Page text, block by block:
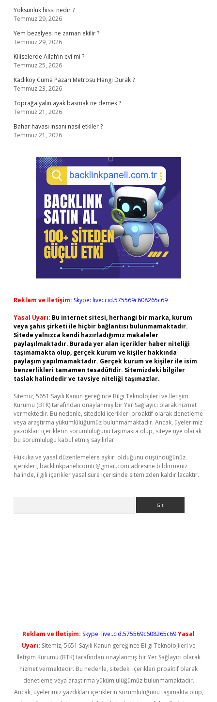
Yoksunluk hissi nedir ?
Temmuz 29, 2026
Yem bezelyesi ne zaman ekilir ?
Temmuz 29, 2026
Kiliselerde Allah’ın evi mi ?
Temmuz 25, 2026
Kadıköy Cuma Pazarı Metrosu Hangi Durak ?
Temmuz 23, 2026
Toprağa yalın ayak basmak ne demek ?
Temmuz 21, 2026
Bahar havası insanı nasıl etkiler ?
Temmuz 21, 2026
Reklam ve İletişim: Skype: live:.cid.575569c608265c69
Yasal Uyarı: Bu internet sitesi, herhangi bir marka, kurum
veya şahıs şirketi ile hiçbir bağlantısı bulunmamaktadır.
Sitede yalnızca kendi hazırladığımız makaleler
paylaşılmaktadır. Burada yer alan içerikler haber niteliği
taşımamakta olup, gerçek kurum ve kişiler hakkında
paylaşım yapılmamaktadır. Gerçek kurum ve kişiler ile isim
benzerlikleri tamamen tesadüfidir. Sitemizdeki bilgiler
taslak halindedir ve tavsiye niteliği taşımazlar.
Sitemiz, 5651 Sayılı Kanun gereğince Bilgi Teknolojileri ve İletişim
Kurumu (BTK) tarafından onaylanmış bir Yer Sağlayıcı olarak hizmet
vermektedir. Bu nedenle, sitedeki içerikleri proaktif olarak denetleme
veya araştırma yükümlülüğümüz bulunmamaktadır. Ancak, üyelerimiz
yazdıkları içeriklerin sorumluluğunu taşımakta olup, siteye üye olarak
bu sorumluluğu kabul etmiş sayılırlar.
Hukuka ve yasal düzenlemelere aykırı olduğunu düşündüğünüz
içerikleri, backlinkpanelicomtr@gmail.com adresine bildirmeniz
halinde, ilgili içerikler yasal süre içerisinde sitemizden kaldırılacaktır.
Reklam ve İletişim: Skype: live:.cid.575569c608265c69Yasal
Uyarı: Sitemiz, 5651 Sayılı Kanun gereğince Bilgi Teknolojileri ve
İletişim Kurumu (BTK) tarafından onaylanmış bir Yer Sağlayıcı olarak
hizmet vermektedir. Bu nedenle, sitedeki içerikleri proaktif olarak
denetleme veya araştırma yükümlülüğümüz bulunmamaktadır.
Ancak, üyelerimiz yazdıkları içeriklerin sorumluluğunu taşımakta olup,